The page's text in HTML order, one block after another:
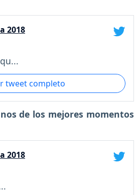
2018
tweet completo
de los mejores momentos
2018